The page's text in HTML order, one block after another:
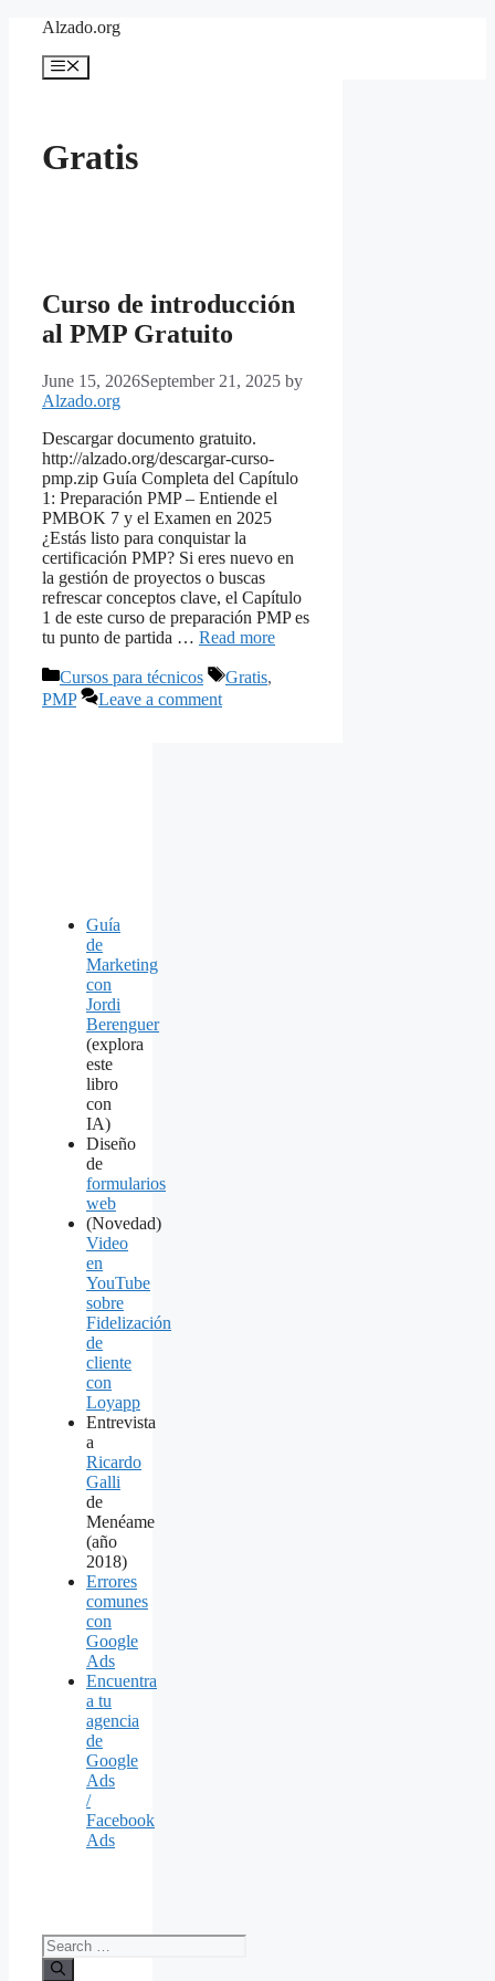
content
Alzado.org
Menu
Gratis
Curso de introducción
al PMP Gratuito
June 15, 2026September 21, 2025 by
Alzado.org
Descargar documento gratuito.
http://alzado.org/descargar-curso-
pmp.zip Guía Completa del Capítulo
1: Preparación PMP – Entiende el
PMBOK 7 y el Examen en 2025
¿Estás listo para conquistar la
certificación PMP? Si eres nuevo en
la gestión de proyectos o buscas
refrescar conceptos clave, el Capítulo
1 de este curso de preparación PMP es
tu punto de partida … Read more
Categories
Cursos para técnicos Tags
Gratis,
PMP
Leave a comment
Guía
de
Marketing
con
Jordi
Berenguer
(explora
este
libro
con
IA)
Diseño
de
formularios
web
(Novedad)
Video
en
YouTube
sobre
Fidelización
de
cliente
con
Loyapp
Entrevista
a
Ricardo
Galli
de
Menéame
(año
2018)
Errores
comunes
con
Google
Ads
Encuentra
a tu
agencia
de
Google
Ads
/
Facebook
Ads
Search
for: